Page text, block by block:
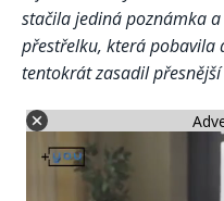
stačila jediná poznámka
přestřelku, která pobavila
tentokrát zasadil